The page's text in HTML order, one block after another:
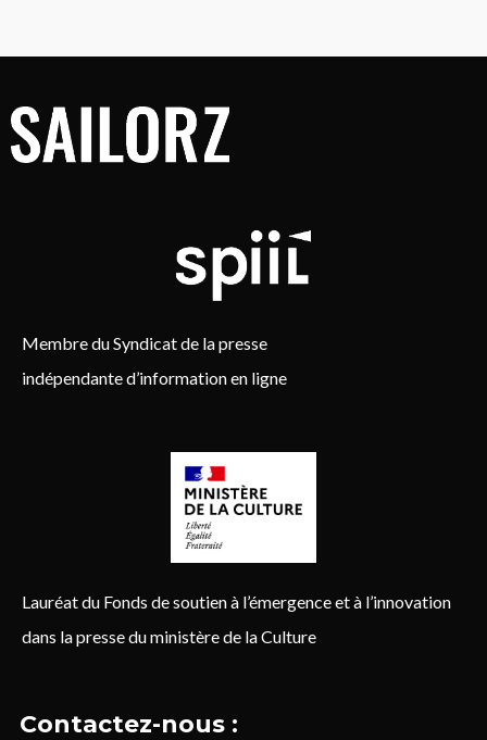
Membre du Syndicat de la presse
indépendante d’information en ligne
Lauréat du Fonds de soutien à l’émergence et à l’innovation
dans la presse du ministère de la Culture
Contactez-nous :